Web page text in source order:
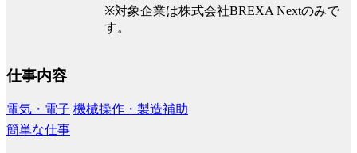
※対象企業は株式会社BREXA Nextのみで
す。
仕事内容
電気・電子 機械操作・製造補助
簡単な仕事